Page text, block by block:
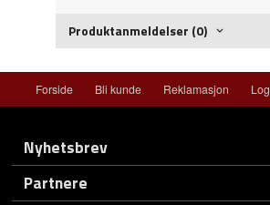
Produktanmeldelser (0)
Forside Bli kunde Reklamasjon
Nyhetsbrev
Partnere